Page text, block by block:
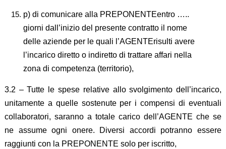
p) di comunicare alla PREPONENTEentro …..
giorni dall’inizio del presente contratto il nome
delle aziende per le quali l’AGENTErisulti avere
l’incarico diretto o indiretto di trattare affari nella
zona di competenza (territorio),
3.2 – Tutte le spese relative allo svolgimento dell’incarico,
unitamente a quelle sostenute per i compensi di eventuali
collaboratori, saranno a totale carico dell’AGENTE che se
ne assume ogni onere. Diversi accordi potranno essere
raggiunti con la PREPONENTE solo per iscritto,